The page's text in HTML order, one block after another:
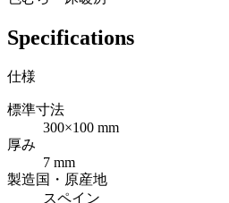
Specifications
仕様
標準寸法
300×100 mm
厚み
7 mm
製造国・原産地
スペイン